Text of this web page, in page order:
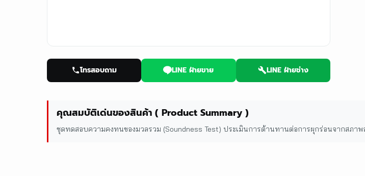
โทรสอบถาม LINE ฝ่ายขาย LINE ฝ่ายช่าง
คุณสมบัติเด่นของสินค้า ( Product Summary )
ชุดทดสอบความคงทนของมวลรวม (Soundness Test) ประเมินการต้านทานต่อการผุกร่อนจากสภาพ